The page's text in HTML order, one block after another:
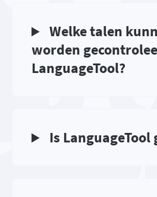
Welke talen
worden
LanguageTool?
Is LanguageTool